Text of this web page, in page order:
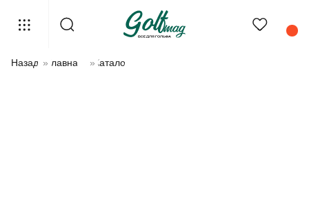
Назад »Главная »Каталог